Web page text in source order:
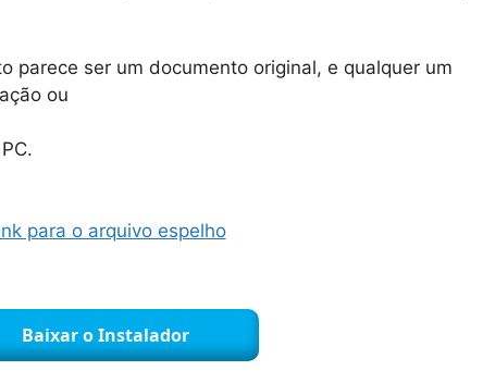
parece ser um documento original, e qualquer um
ou
para o arquivo espelho
Baixar o Instalador